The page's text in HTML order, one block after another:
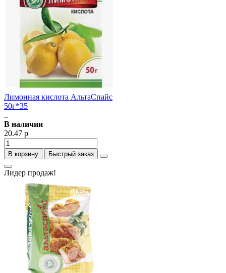
Лимонная кислота АльтаСпайс
50г*35
..
В наличии
20.47 р
В корзину Быстрый заказ
Лидер продаж!